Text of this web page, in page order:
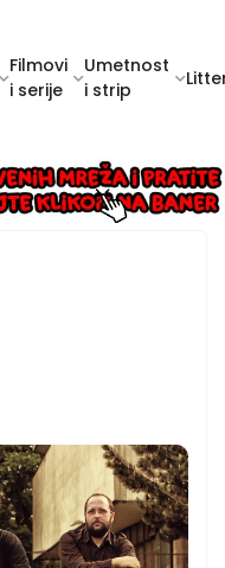
Filmovi
i serije
Umetnost
i strip